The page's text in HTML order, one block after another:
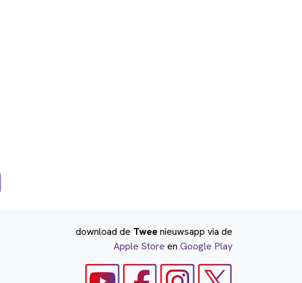
download de Tweenieuwsapp via de
Apple Store en Google Play